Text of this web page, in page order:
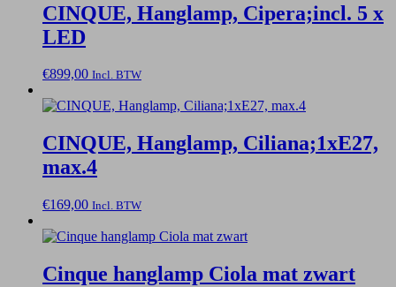
CINQUE, Hanglamp, Cipera;incl. 5 x
LED
€899,00 Incl. BTW
CINQUE, Hanglamp, Ciliana;1xE27,
max.4
€169,00 Incl. BTW
Cinque hanglamp Ciola mat zwart